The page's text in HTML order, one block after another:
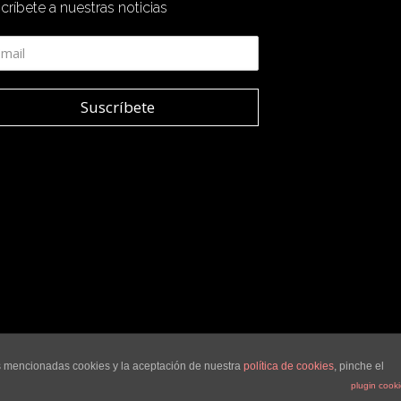
a nuestras noticias
cookies y la aceptación de nuestra política de cookies, pinche el
plugin